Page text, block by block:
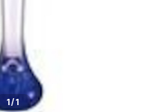
1/1